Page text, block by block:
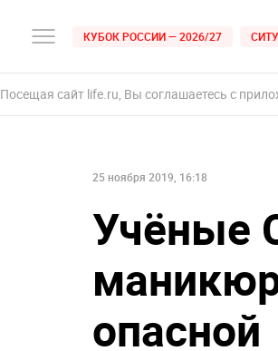
КУБОК РОССИИ — 2026/27
Посещая сайт life.ru, Вы соглашаетесь с
25 ноября 2019, 16:18
Учёные
опасной